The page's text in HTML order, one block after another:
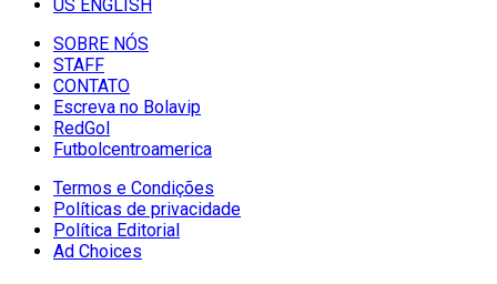
US ENGLISH
SOBRE NÓS
STAFF
CONTATO
Escreva no Bolavip
RedGol
Futbolcentroamerica
Termos e Condições
Políticas de privacidade
Política Editorial
Ad Choices